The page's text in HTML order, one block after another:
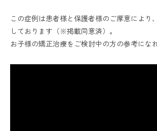
この症例は患者様と保護者様のご厚意により
しております（※掲載同意済）。
お子様の矯正治療をご検討中の方の参考にな